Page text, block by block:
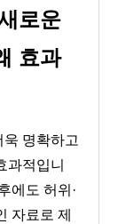
로운
효과
명확하고
과적입니
에도 허위·
자료로 제